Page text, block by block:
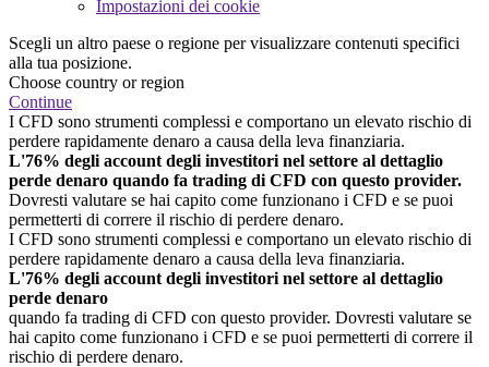
Impostazioni dei cookie
Scegli un altro paese o regione per visualizzare contenuti specifici
alla tua posizione.
Choose country or region
Continue
I CFD sono strumenti complessi e comportano un elevato rischio di
perdere rapidamente denaro a causa della leva finanziaria.
L'76% degli account degli investitori nel settore al dettaglio
perde denaro quando fa trading di CFD con questo provider.
Dovresti valutare se hai capito come funzionano i CFD e se puoi
permetterti di correre il rischio di perdere denaro.
I CFD sono strumenti complessi e comportano un elevato rischio di
perdere rapidamente denaro a causa della leva finanziaria.
L'76% degli account degli investitori nel settore al dettaglio
perde denaro
quando fa trading di CFD con questo provider. Dovresti valutare se
hai capito come funzionano i CFD e se puoi permetterti di correre il
rischio di perdere denaro.